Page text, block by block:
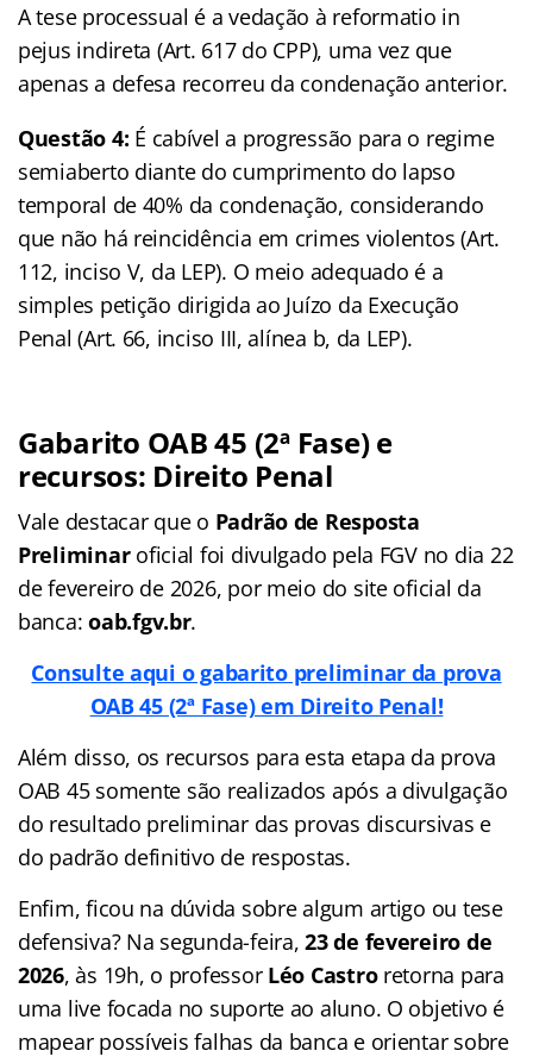
A tese processual é a vedação à reformatio in
pejus indireta (Art. 617 do CPP), uma vez que
apenas a defesa recorreu da condenação anterior.
Questão 4: É cabível a progressão para o regime
semiaberto diante do cumprimento do lapso
temporal de 40% da condenação, considerando
que não há reincidência em crimes violentos (Art.
112, inciso V, da LEP). O meio adequado é a
simples petição dirigida ao Juízo da Execução
Penal (Art. 66, inciso III, alínea b, da LEP).
Gabarito OAB 45 (2ª Fase) e
recursos: Direito Penal
Vale destacar que o Padrão de Resposta
Preliminaroficial foi divulgado pela FGV no dia 22
de fevereiro de 2026, por meio do site oficial da
banca:oab.fgv.br.
Consulte aqui o gabarito preliminar da prova
OAB 45 (2ª Fase) em Direito Penal!
Além disso, os recursos para esta etapa da prova
OAB 45 somente são realizados após a divulgação
do resultado preliminar das provas discursivas e
do padrão definitivo de respostas.
Enfim, ficou na dúvida sobre algum artigo ou tese
defensiva? Na segunda-feira,23 de fevereiro de
2026, às 19h, o professor Léo Castroretorna para
uma live focada no suporte ao aluno. O objetivo é
mapear possíveis falhas da banca e orientar sobre